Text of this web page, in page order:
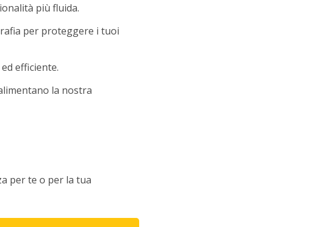
più fluida.
per proteggere i tuoi
efficiente.
la nostra
per te o per la tua